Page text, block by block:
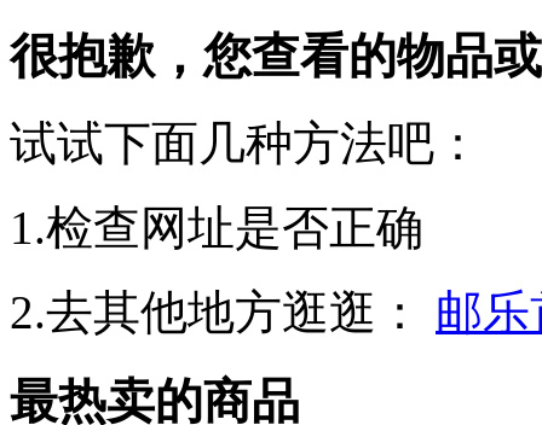
很抱歉，您查看的物品
试试下面几种方法吧：
1.检查网址是否正确
2.去其他地方逛逛：
邮
最热卖的商品